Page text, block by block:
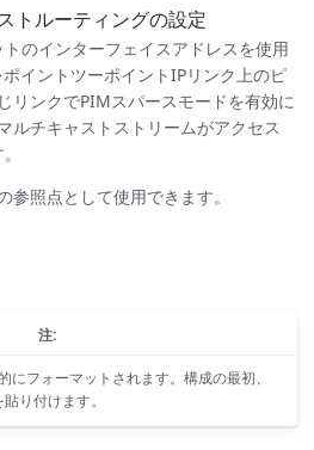
トルーティングの設定
のインターフェイスアドレスを使用
イントツーポイントIPリンク上のピ
リンクでPIMスパースモードを有効に
ルチキャストストリームがアクセス
照点として使用できます。
注:
にフォーマットされます。構成の最初、
り付けます。